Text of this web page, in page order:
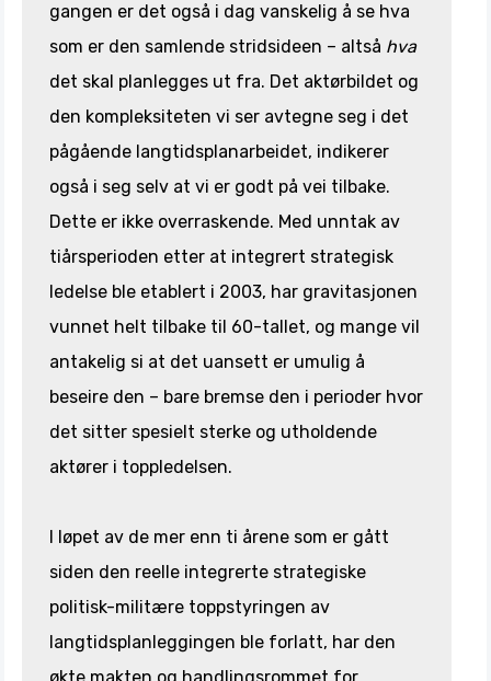
gangen er det også i dag vanskelig å se hva
som er den samlende stridsideen – altså hva
det skal planlegges ut fra. Det aktørbildet og
den kompleksiteten vi ser avtegne seg i det
pågående langtidsplanarbeidet, indikerer
også i seg selv at vi er godt på vei tilbake.
Dette er ikke overraskende. Med unntak av
tiårsperioden etter at integrert strategisk
ledelse ble etablert i 2003, har gravitasjonen
vunnet helt tilbake til 60-tallet, og mange vil
antakelig si at det uansett er umulig å
beseire den – bare bremse den i perioder hvor
det sitter spesielt sterke og utholdende
aktører i toppledelsen.
I løpet av de mer enn ti årene som er gått
siden den reelle integrerte strategiske
politisk-militære toppstyringen av
langtidsplanleggingen ble forlatt, har den